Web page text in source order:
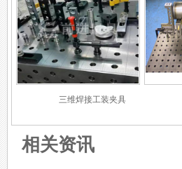
三维焊接工装夹具
相关资讯